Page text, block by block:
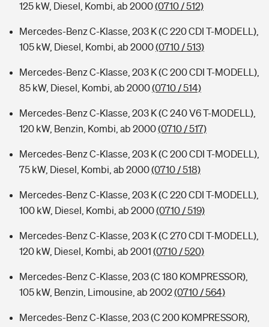
125 kW, Diesel, Kombi, ab 2000(0710 / 512)
Mercedes-Benz C-Klasse, 203 K (C 220 CDI T-MODELL),
105 kW, Diesel, Kombi, ab 2000(0710 / 513)
Mercedes-Benz C-Klasse, 203 K (C 200 CDI T-MODELL),
85 kW, Diesel, Kombi, ab 2000(0710 / 514)
Mercedes-Benz C-Klasse, 203 K (C 240 V6 T-MODELL),
120 kW, Benzin, Kombi, ab 2000(0710 / 517)
Mercedes-Benz C-Klasse, 203 K (C 200 CDI T-MODELL),
75 kW, Diesel, Kombi, ab 2000(0710 / 518)
Mercedes-Benz C-Klasse, 203 K (C 220 CDI T-MODELL),
100 kW, Diesel, Kombi, ab 2000(0710 / 519)
Mercedes-Benz C-Klasse, 203 K (C 270 CDI T-MODELL),
120 kW, Diesel, Kombi, ab 2001 (0710 / 520)
Mercedes-Benz C-Klasse, 203 (C 180 KOMPRESSOR),
105 kW, Benzin, Limousine, ab 2002(0710 / 564)
Mercedes-Benz C-Klasse, 203 (C 200 KOMPRESSOR),